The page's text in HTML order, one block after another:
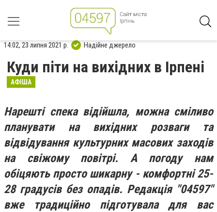
14:02, 23 липня 2021 р. Надійне джерело
Куди піти на вихідних в Ірпені
АФІША
Нарешті спека відійшла, можна сміливо
планувати на вихідних розваги та
відвідування культурних масових заходів
на свіжому повітрі. А погоду нам
обіцяють просто шикарну - комфортні 25-
28 градусів без опадів. Редакція "04597"
вже традиційно підготувала для вас